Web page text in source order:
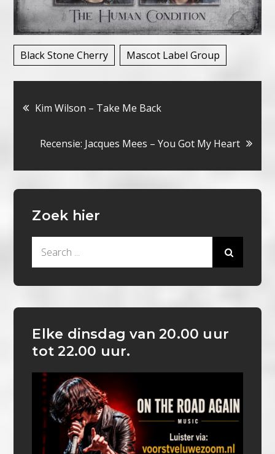
Black Stone Cherry Mascot Label Group
Bericht
navigatie
Kim Wilson – Take Me Back
Recensie: Jacques Mees – You Got My Heart
Zoek hier
Elke dinsdag van 20.00 uur
tot 22.00 uur.